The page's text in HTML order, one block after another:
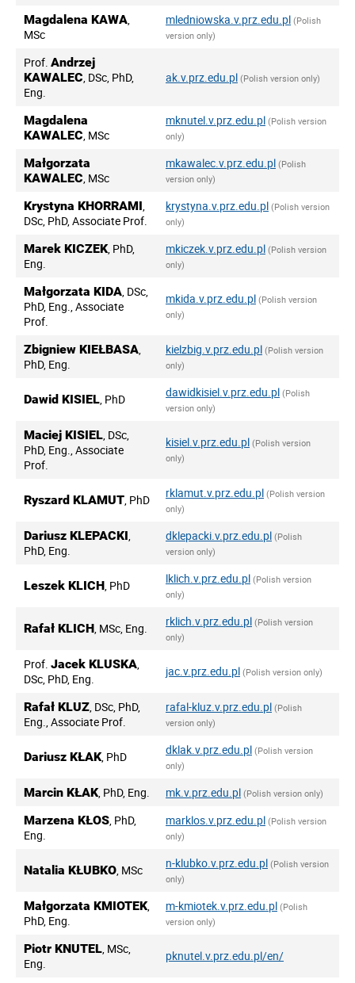
Magdalena KAWA,
MSc
mledniowska.v.prz.edu.pl (Polish
version only)
Prof. Andrzej
KAWALEC, DSc, PhD,
Eng.
ak.v.prz.edu.pl (Polish version only)
Magdalena
KAWALEC, MSc
mknutel.v.prz.edu.pl (Polish version
only)
Małgorzata
KAWALEC, MSc
mkawalec.v.prz.edu.pl (Polish
version only)
Krystyna KHORRAMI,
DSc, PhD, Associate Prof.
krystyna.v.prz.edu.pl (Polish version
only)
Marek KICZEK, PhD,
Eng.
mkiczek.v.prz.edu.pl (Polish version
only)
Małgorzata KIDA, DSc,
PhD, Eng., Associate
Prof.
mkida.v.prz.edu.pl (Polish version
only)
Zbigniew KIEŁBASA,
PhD, Eng.
kielzbig.v.prz.edu.pl (Polish version
only)
Dawid KISIEL, PhD dawidkisiel.v.prz.edu.pl (Polish
version only)
Maciej KISIEL, DSc,
PhD, Eng., Associate
Prof.
kisiel.v.prz.edu.pl (Polish version
only)
Ryszard KLAMUT, PhD rklamut.v.prz.edu.pl (Polish version
only)
Dariusz KLEPACKI,
PhD, Eng.
dklepacki.v.prz.edu.pl (Polish
version only)
Leszek KLICH, PhD lklich.v.prz.edu.pl (Polish version
only)
Rafał KLICH, MSc, Eng. rklich.v.prz.edu.pl (Polish version
only)
Prof. Jacek KLUSKA,
DSc, PhD, Eng.
jac.v.prz.edu.pl (Polish version only)
Rafał KLUZ, DSc, PhD,
Eng., Associate Prof.
rafal-kluz.v.prz.edu.pl (Polish
version only)
Dariusz KŁAK, PhD dklak.v.prz.edu.pl (Polish version
only)
Marcin KŁAK, PhD, Eng. mk.v.prz.edu.pl (Polish version only)
Marzena KŁOS, PhD,
Eng.
marklos.v.prz.edu.pl (Polish version
only)
Natalia KŁUBKO, MSc n-klubko.v.prz.edu.pl (Polish version
only)
Małgorzata KMIOTEK,
PhD, Eng.
m-kmiotek.v.prz.edu.pl (Polish
version only)
Piotr KNUTEL, MSc,
Eng.
pknutel.v.prz.edu.pl/en/